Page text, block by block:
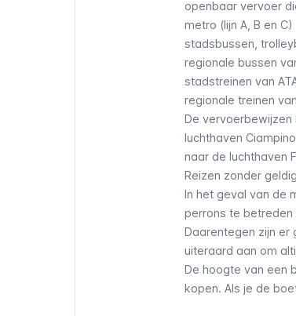
openbaar vervoer
metro (lijn A, B en C)
stadsbussen ,
regionale bussen
stadstreinen van
regionale treinen
De
luchthaven Ciampino
naar de luchthaven
Reizen zonder
In het geval van de
perrons te
Daarentegen zijn er
uiteraard aan om
De hoogte van een
kopen. Als je de